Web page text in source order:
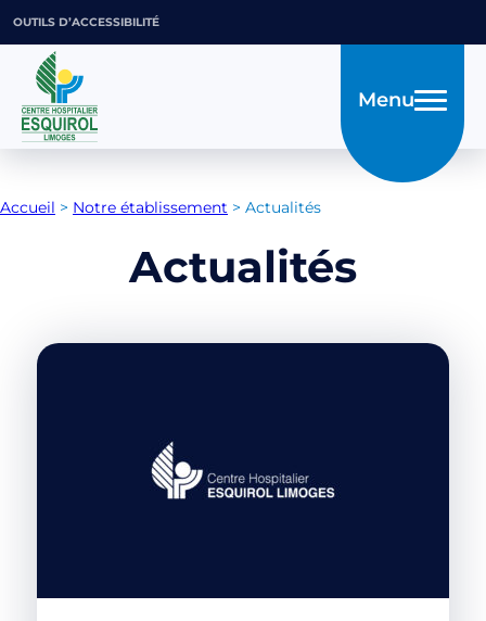
OUTILS D’ACCESSIBILITÉ
Menu
Accueil > Notre établissement > Actualités
Actualités